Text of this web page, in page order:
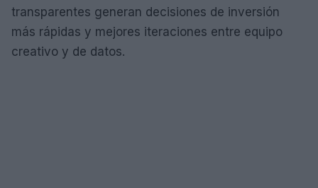
transparentes generan decisiones de inversión
más rápidas y mejores iteraciones entre equipo
creativo y de datos.